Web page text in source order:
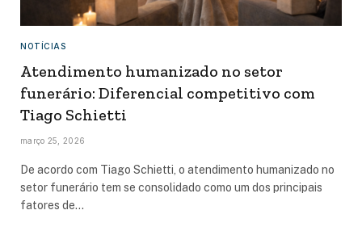
NOTÍCIAS
Atendimento humanizado no setor
funerário: Diferencial competitivo com
Tiago Schietti
março 25, 2026
De acordo com Tiago Schietti, o atendimento humanizado no
setor funerário tem se consolidado como um dos principais
fatores de…